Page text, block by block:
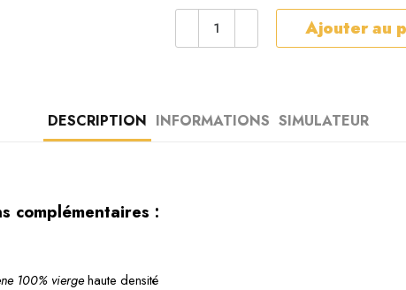
Ajouter au
DESCRIPTION INFORMATIONS SIMULATEUR
complémentaires :
100% vierge haute densité